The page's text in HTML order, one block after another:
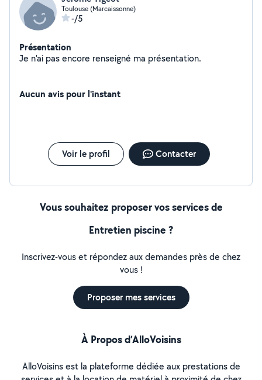
Toulouse (Marcaissonne)
-/5
Présentation
Je n'ai pas encore renseigné ma présentation.
Aucun avis pour l'instant
Voir le profil Contacter
Vous souhaitez proposer vos services de
Entretien piscine ?
Inscrivez-vous et répondez aux demandes près de chez
vous !
Proposer mes services
À Propos d’AlloVoisins
AlloVoisins est la plateforme dédiée aux prestations de